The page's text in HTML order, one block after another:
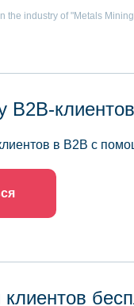
the industry of "Metals
B2B-клиентов
в B2B с